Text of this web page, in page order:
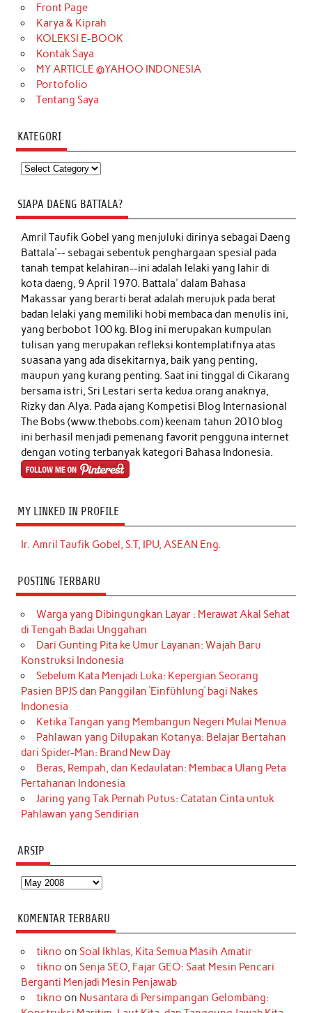
Front Page
Karya & Kiprah
KOLEKSI E-BOOK
Kontak Saya
MY ARTICLE @YAHOO INDONESIA
Portofolio
Tentang Saya
KATEGORI
Kategori
SIAPA DAENG BATTALA?
Amril Taufik Gobelyang menjuluki dirinya sebagai Daeng
Battala'-- sebagai sebentuk penghargaan spesial pada
tanah tempat kelahiran--ini adalah lelaki yang lahir di
kota daeng, 9 April 1970. Battala' dalam Bahasa
Makassar yang berarti berat adalah merujuk pada berat
badan lelaki yang memiliki hobi membaca dan menulis ini,
yang berbobot 100 kg. Blog ini merupakan kumpulan
tulisan yang merupakan refleksi kontemplatifnya atas
suasana yang ada disekitarnya, baik yang penting,
maupun yang kurang penting. Saat ini tinggal di Cikarang
bersama istri, Sri Lestari serta kedua orang anaknya,
Rizky dan Alya. Pada ajang Kompetisi Blog Internasional
The Bobs (www.thebobs.com) keenam tahun 2010 blog
ini berhasil menjadi pemenang favorit pengguna internet
dengan voting terbanyak kategori Bahasa Indonesia.
MY LINKED IN PROFILE
Ir. Amril Taufik Gobel, S.T, IPU, ASEAN Eng.
POSTING TERBARU
Warga yang Dibingungkan Layar : Merawat Akal Sehat
di Tengah Badai Unggahan
Dari Gunting Pita ke Umur Layanan: Wajah Baru
Konstruksi Indonesia
Sebelum Kata Menjadi Luka: Kepergian Seorang
Pasien BPJS dan Panggilan ‘Einfühlung’ bagi Nakes
Indonesia
Ketika Tangan yang Membangun Negeri Mulai Menua
Pahlawan yang Dilupakan Kotanya: Belajar Bertahan
dari Spider-Man: Brand New Day
Beras, Rempah, dan Kedaulatan: Membaca Ulang Peta
Pertahanan Indonesia
Jaring yang Tak Pernah Putus: Catatan Cinta untuk
Pahlawan yang Sendirian
ARSIP
Arsip
KOMENTAR TERBARU
tikno on Soal Ikhlas, Kita Semua Masih Amatir
tikno on Senja SEO, Fajar GEO: Saat Mesin Pencari
Berganti Menjadi Mesin Penjawab
tikno on Nusantara di Persimpangan Gelombang: